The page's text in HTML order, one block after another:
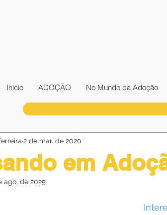
Início ADOÇÃO No Mundo da Adoção
em
2 de mar. de 2020
ago. de 2025